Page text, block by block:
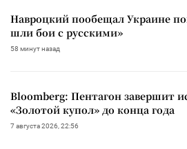
Навроцкий пообещал Украине
шли бои с русскими»
58 минут назад
Bloomberg: Пентагон завершит
«Золотой купол» до конца года
7 августа 2026, 22:56